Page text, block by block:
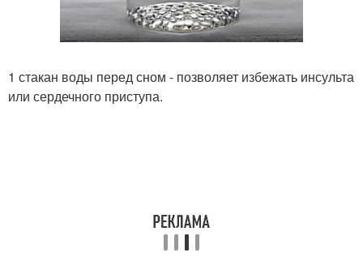
1 стакан воды перед сном - позволяет избежать инсульта
или сердечного приступа.